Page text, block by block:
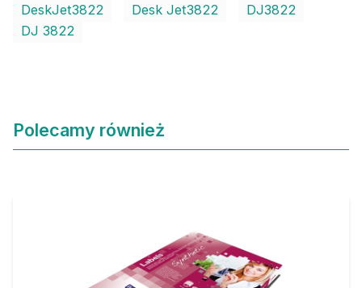
DeskJet3822 Desk Jet3822
DJ3822
DJ 3822
Polecamy również